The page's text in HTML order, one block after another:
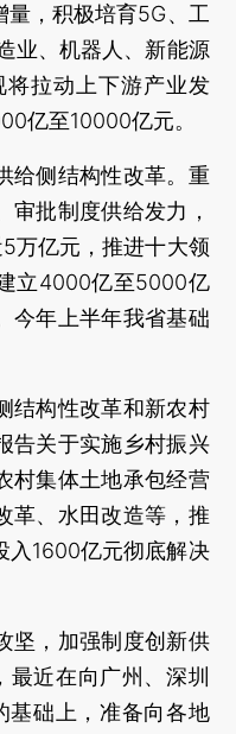
，积极培育5G、工
业、机器人、新能源
拉动上下游产业发
亿至10000亿元。
侧结构性改革。重
审批制度供给发力，
万亿元，推进十大领
立4000亿至5000亿
今年上半年我省基础
构性改革和新农村
告关于实施乡村振兴
村集体土地承包经营
革、水田改造等，推
入1600亿元彻底解决
，加强制度创新供
最近在向广州、深圳
基础上，准备向各地